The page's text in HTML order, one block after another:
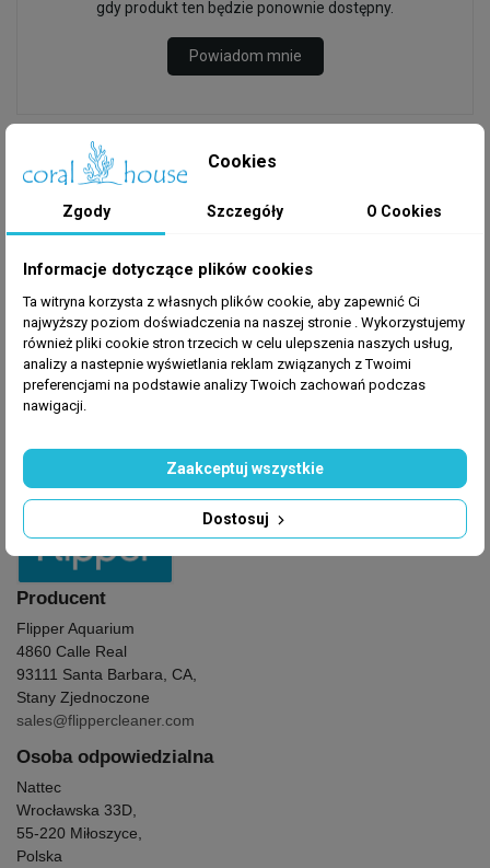
gdy produkt ten będzie ponownie dostępny.
Powiadom mnie
OPIS
Zestaw dwóch wymiennych ostrzy Flipper RB ABS
Max.
Producent: Flipper
Producent
Flipper Aquarium
4860 Calle Real
93111 Santa Barbara, CA,
Stany Zjednoczone
sales@flippercleaner.com
Osoba odpowiedzialna
Nattec
Wrocławska 33D,
55-220 Miłoszyce,
Polska
Cookies
Zgody Szczegóły O Cookies
Informacje dotyczące plików cookies
Ta witryna korzysta z własnych plików cookie, aby zapewnić Ci
najwyższy poziom doświadczenia na naszej stronie . Wykorzystujemy
również pliki cookie stron trzecich w celu ulepszenia naszych usług,
analizy a nastepnie wyświetlania reklam związanych z Twoimi
preferencjami na podstawie analizy Twoich zachowań podczas
nawigacji.
Dostosuj
Zaakceptuj wszystkie